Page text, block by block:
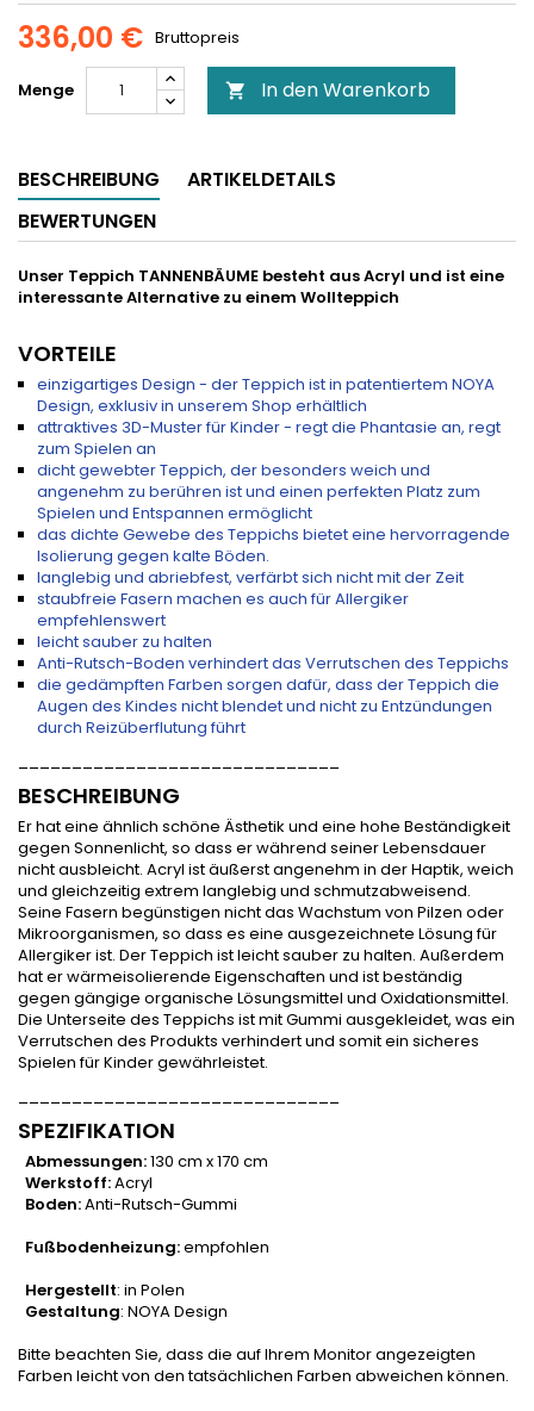
336,00 € Bruttopreis
Menge  In den Warenkorb
BESCHREIBUNG
ARTIKELDETAILS
BEWERTUNGEN
Unser Teppich TANNENBÄUME besteht aus Acryl und ist eine
interessante Alternative zu einem Wollteppich
VORTEILE
einzigartiges Design - der Teppich ist in patentiertem NOYA
Design, exklusiv in unserem Shop erhältlich
attraktives 3D-Muster für Kinder - regt die Phantasie an, regt
zum Spielen an
dicht gewebter Teppich, der besonders weich und
angenehm zu berühren ist und einen perfekten Platz zum
Spielen und Entspannen ermöglicht
das dichte Gewebe des Teppichs bietet eine hervorragende
Isolierung gegen kalte Böden.
langlebig und abriebfest, verfärbt sich nicht mit der Zeit
staubfreie Fasern machen es auch für Allergiker
empfehlenswert
leicht sauber zu halten
Anti-Rutsch-Boden verhindert das Verrutschen des Teppichs
die gedämpften Farben sorgen dafür, dass der Teppich die
Augen des Kindes nicht blendet und nicht zu Entzündungen
durch Reizüberflutung führt
BESCHREIBUNG
Er hat eine ähnlich schöne Ästhetik und eine hohe Beständigkeit
gegen Sonnenlicht, so dass er während seiner Lebensdauer
nicht ausbleicht. Acryl ist äußerst angenehm in der Haptik, weich
und gleichzeitig extrem langlebig und schmutzabweisend.
Seine Fasern begünstigen nicht das Wachstum von Pilzen oder
Mikroorganismen, so dass es eine ausgezeichnete Lösung für
Allergiker ist. Der Teppich ist leicht sauber zu halten. Außerdem
hat er wärmeisolierende Eigenschaften und ist beständig
gegen gängige organische Lösungsmittel und Oxidationsmittel.
Die Unterseite des Teppichs ist mit Gummi ausgekleidet, was ein
Verrutschen des Produkts verhindert und somit ein sicheres
Spielen für Kinder gewährleistet.
SPEZIFIKATION
Abmessungen:130 cm x 170 cm
Werkstoff:Acryl
Boden:Anti-Rutsch-Gummi
Fußbodenheizung:empfohlen
Hergestellt: in Polen
Gestaltung: NOYA Design
Bitte beachten Sie, dass die auf Ihrem Monitor angezeigten
Farben leicht von den tatsächlichen Farben abweichen können.